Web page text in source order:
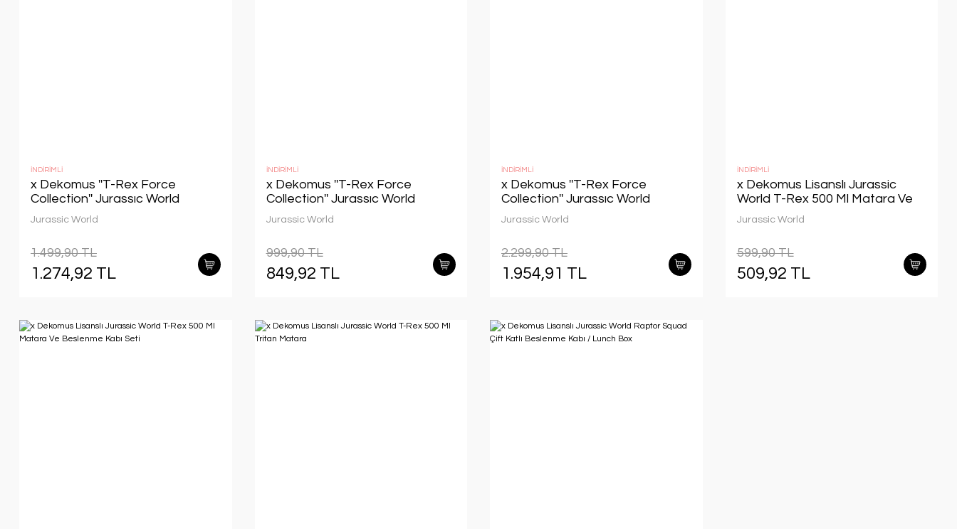
İNDİRİMLİ
x Dekomus ''T-Rex Force
Collection'' Jurassıc World
Lisanslı Beslenme
Çantası,Matara ve Beslenme
Jurassic World
1.499,90 TL
1.274,92 TL
İNDİRİMLİ
x Dekomus ''T-Rex Force
Collection'' Jurassıc World
Lisanslı Beslenme Çantası
Jurassic World
999,90 TL
849,92 TL
İNDİRİMLİ
x Dekomus ''T-Rex Force
Collection'' Jurassıc World
Lisanslı Ortopedik İlkokul Çantası
Jurassic World
2.299,90 TL
1.954,91 TL
İNDİRİMLİ
x Dekomus Lisanslı Jurassic
World T-Rex 500 Ml Matara Ve
Beslenme Kabı Seti
Jurassic World
599,90 TL
509,92 TL